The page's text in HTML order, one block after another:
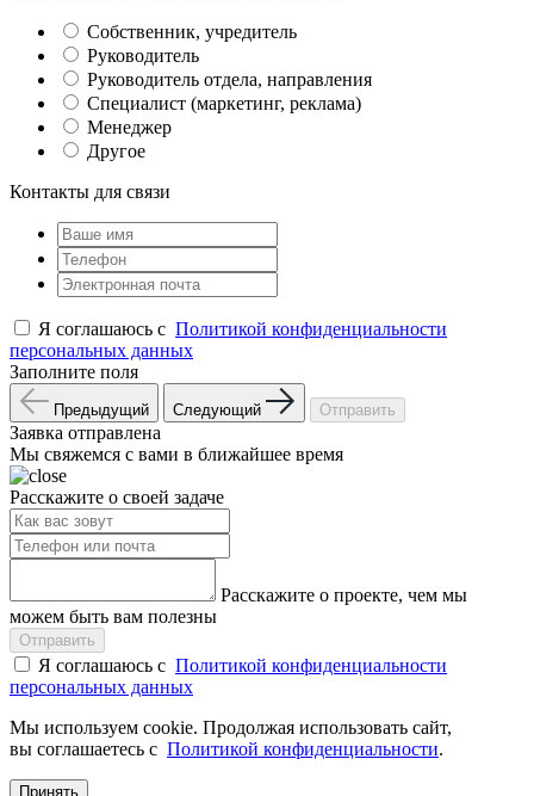
Собственник, учредитель
Руководитель
Руководитель отдела, направления
Специалист (маркетинг, реклама)
Менеджер
Другое
Контакты для связи
Я соглашаюсь с Политикой конфиденциальности
персональных данных
Заполните поля
Предыдущий Следующий Отправить
Заявка отправлена
Мы свяжемся с вами в ближайшее время
Расскажите о своей задаче
Расскажите о проекте, чем мы
можем быть вам полезны
Отправить
Я соглашаюсь с Политикой конфиденциальности
персональных данных
Мы используем cookie. Продолжая использовать сайт,
вы соглашаетесь с Политикой конфиденциальности.
Принять